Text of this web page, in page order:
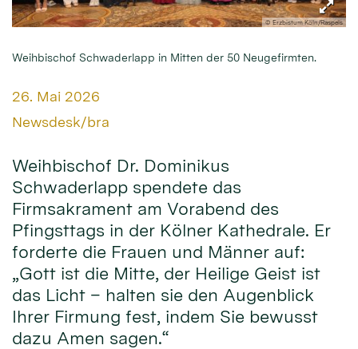
© Erzbistum Köln/Raspels
Weihbischof Schwaderlapp in Mitten der 50 Neugefirmten.
Datum:
26. Mai 2026
Von:
Newsdesk/bra
Weihbischof Dr. Dominikus
Schwaderlapp spendete das
Firmsakrament am Vorabend des
Pfingsttags in der Kölner Kathedrale. Er
forderte die Frauen und Männer auf:
„Gott ist die Mitte, der Heilige Geist ist
das Licht – halten sie den Augenblick
Ihrer Firmung fest, indem Sie bewusst
dazu Amen sagen.“